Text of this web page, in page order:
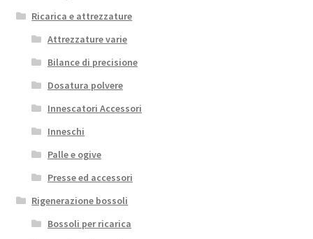
Ricarica e attrezzature
Attrezzature varie
Bilance di precisione
Dosatura polvere
Innescatori Accessori
Inneschi
Palle e ogive
Presse ed accessori
Rigenerazione bossoli
Bossoli per ricarica